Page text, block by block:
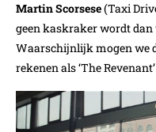
Martin Scorsese(Taxi
geen kaskraker wordt
Waarschijnlijk mogen we
rekenen als ‘The